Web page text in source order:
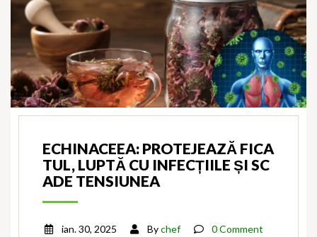
ECHINACEEA: PROTEJEAZĂ FICA
TUL, LUPTĂ CU INFECȚIILE ȘI SC
ADE TENSIUNEA
ian. 30, 2025 Bychef 0 Comment